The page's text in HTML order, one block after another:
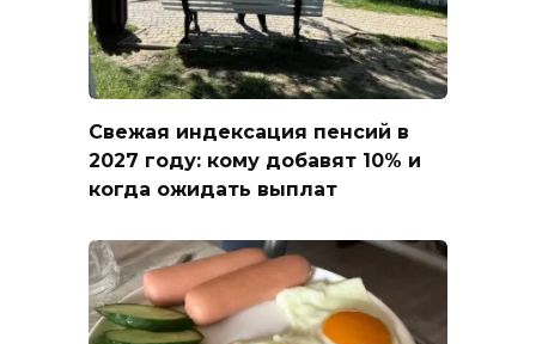
Свежая индексация пенсий в
2027 году: кому добавят 10% и
когда ожидать выплат